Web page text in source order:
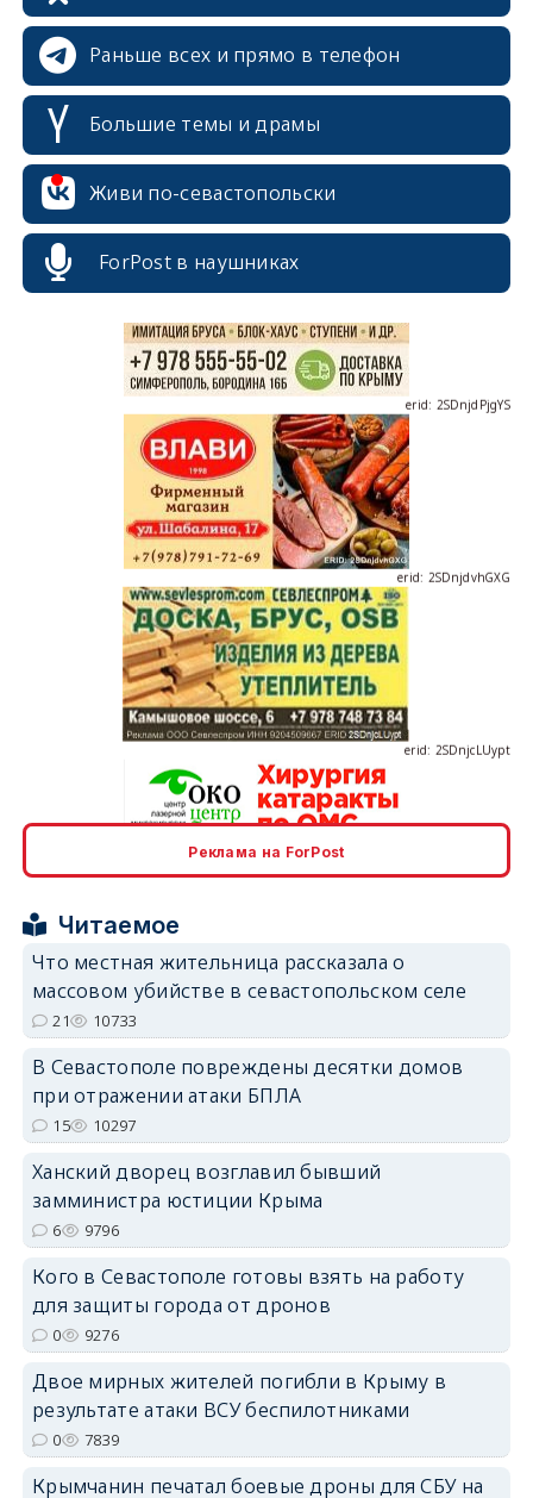
Раньше всех и прямо в телефон
Большие темы и драмы
Живи по-севастопольски
ForPost в наушниках
erid: 2SDnjcrDNw6
erid: 2SDnjdPjgYS
erid: 2SDnjdvhGXG
erid: 2SDnjdPjgYS
Реклама на ForPost
Читаемое
Что местная жительница рассказала о
массовом убийстве в севастопольском селе
21 10733
В Севастополе повреждены десятки домов
при отражении атаки БПЛА
15 10297
Ханский дворец возглавил бывший
замминистра юстиции Крыма
6 9796
Кого в Севастополе готовы взять на работу
для защиты города от дронов
0 9276
Двое мирных жителей погибли в Крыму в
результате атаки ВСУ беспилотниками
0 7839
Крымчанин печатал боевые дроны для СБУ на